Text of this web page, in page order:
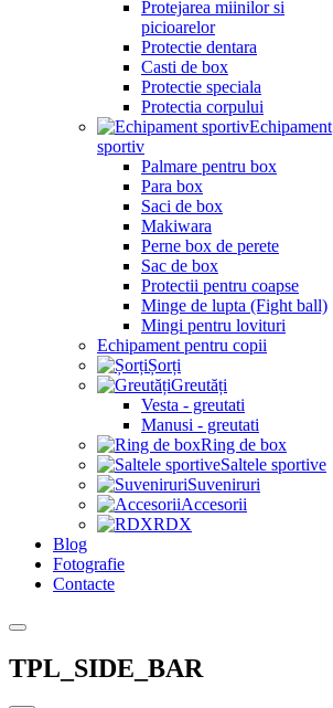
Protejarea miinilor si
picioarelor
Protectie dentara
Casti de box
Protectie speciala
Protectia corpului
Echipament
sportiv
Palmare pentru box
Para box
Saci de box
Makiwara
Perne box de perete
Sac de box
Protectii pentru coapse
Minge de lupta (Fight ball)
Mingi pentru lovituri
Echipament pentru copii
Șorți
Greutăți
Vesta - greutati
Manusi - greutati
Ring de box
Saltele sportive
Suveniruri
Accesorii
RDX
Blog
Fotografie
Contacte
TPL_SIDE_BAR